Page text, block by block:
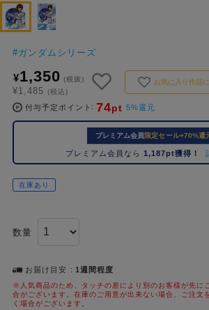
コ
レ
目
ワ
1位 #ポケットモンスター（ポケモン） 4位 #名探偵コナン
# ガンダムシリーズ
¥1,350 (税抜)
¥1,485 (税込)
お気に入り作品
付与予定ポイント 74pt 5%還元
プレミアム会員限定セール+70%還
プレミアム会員なら 1,187pt獲得！
在庫あり
数量
お届け目安 1週間程度
※人気商品のため、タッチの差により別のお客様が先に
合がございます。在庫のご用意が出来ない場合、ご注文
く場合がございます。